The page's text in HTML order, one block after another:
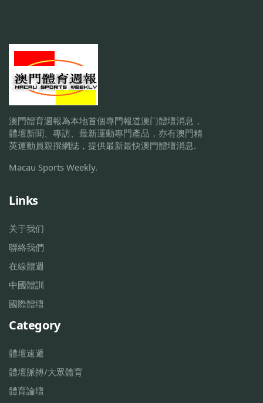
澳門體育週報為本地首個專門報道澳门體壇消息，
體壇新聞、專訪、最新運動專門產品，亦有澳門精
英運動員親撰網誌，提供最新最快澳門體壇消息.
Macau Sports Weekly.
Links
关于我们
聯絡我們
在線體週
中國體訓
國際體壇
Category
體壇速遞
體壇脈搏/大眾體育
體育論壇